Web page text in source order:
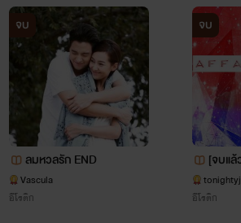
โป อายุ29
สูง158 หนัก45
สัดส่วน 36-23-34
ผู้จัดการอู่ซ่อมรถ คอยช่วยเ
จบ
ลมหวลรัก END
Vascula
อีโรติก
จบ
[จบแล้
อนชู้
tonightyj
อีโรติก